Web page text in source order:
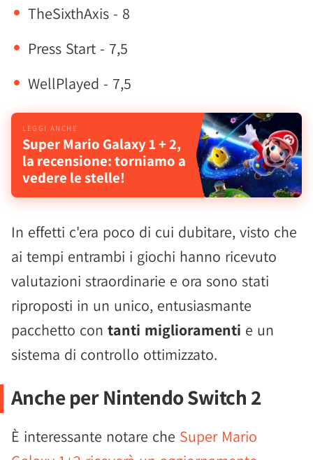
TheSixthAxis - 8
Press Start - 7,5
WellPlayed - 7,5
Super Mario Galaxy 1 + 2,
la recensione: torniamo a
vedere le stelle!
In effetti c'era poco di cui dubitare, visto che
ai tempi entrambi i giochi hanno ricevuto
valutazioni straordinarie e ora sono stati
riproposti in un unico, entusiasmante
pacchetto con tanti miglioramenti e un
sistema di controllo ottimizzato.
Anche per Nintendo Switch 2
È interessante notare che Super Mario